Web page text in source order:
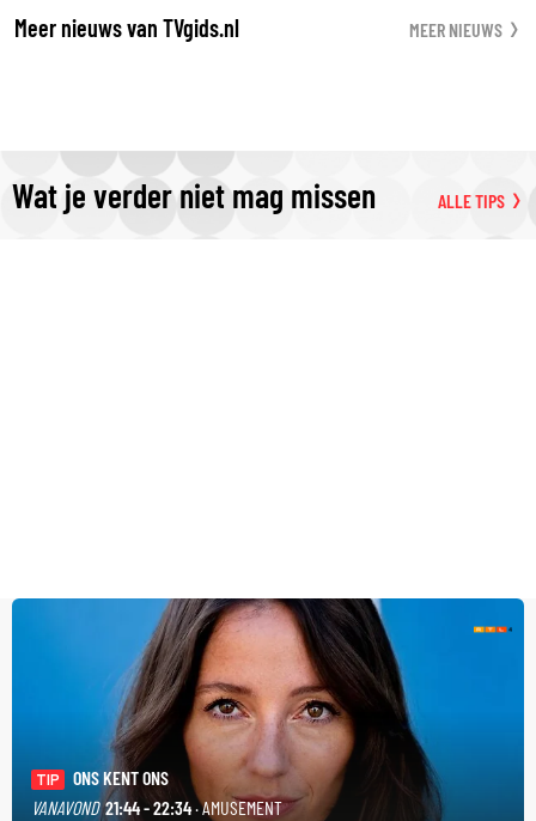
Meer nieuws van TVgids.nl MEER NIEUWS
Wat je verder niet mag missen ALLE TIPS
TIP
ONS KENT ONS
VANAVOND 21:44 - 22:34· AMUSEMENT